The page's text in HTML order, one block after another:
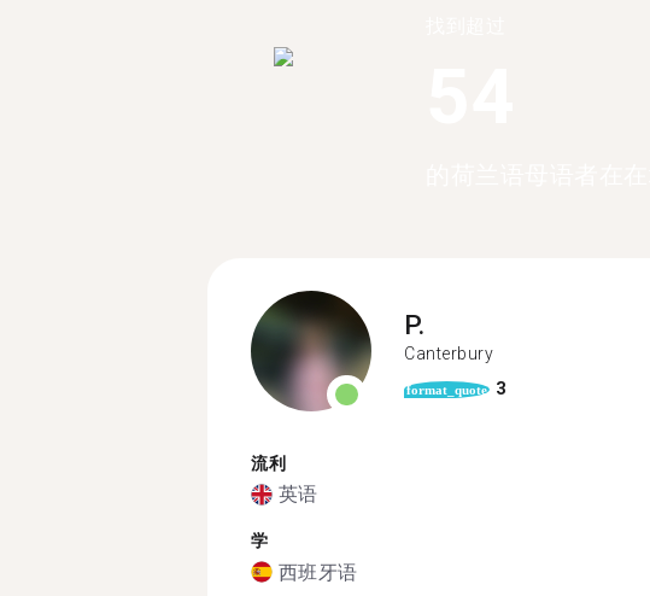
P.
Canterbury
format_quote 3
流利
英语
学
西班牙语